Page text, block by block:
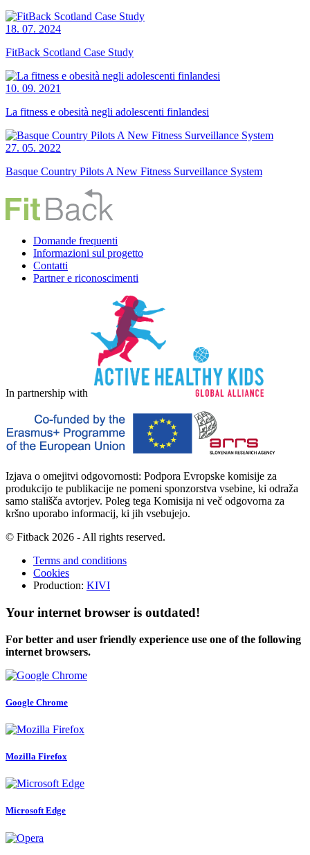
18. 07. 2024
FitBack Scotland Case Study
10. 09. 2021
La fitness e obesità negli adolescenti finlandesi
27. 05. 2022
Basque Country Pilots A New Fitness Surveillance System
Domande frequenti
Informazioni sul progetto
Contatti
Partner e riconoscimenti
In partnership with
Izjava o omejitvi odgovornosti: Podpora Evropske komisije za
produkcijo te publikacije ne pomeni sponzorstva vsebine, ki odraža
samo stališča avtorjev. Poleg tega Komisija ni več odgovorna za
kršno uporabo informacij, ki jih vsebujejo.
© Fitback 2026 - All rights reserved.
Terms and conditions
Cookies
Production: KIVI
Your internet browser is outdated!
For better and user friendly experience use one of the following
internet browsers.
Google Chrome
Mozilla Firefox
Microsoft Edge